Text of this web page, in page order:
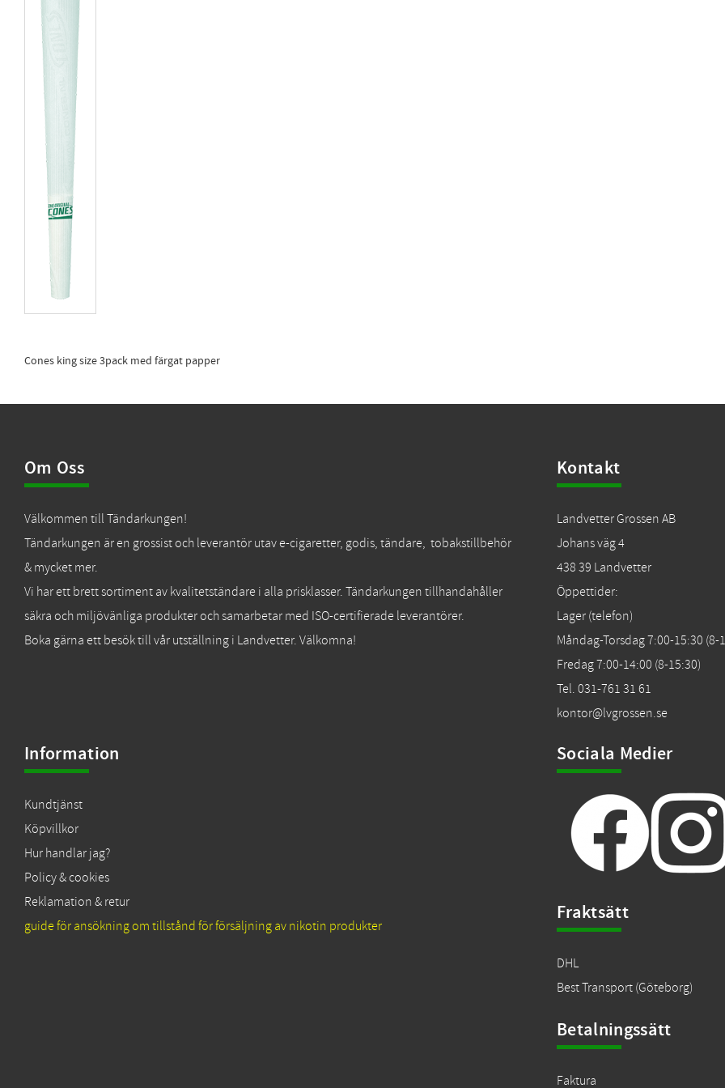
Cones king size 3pack med färgat papper
Om Oss
Välkommen till Tändarkungen!
Tändarkungen är en grossist och leverantör utav e-cigaretter, godis, tändare, tobakstillbehör
& mycket mer.
Vi har ett brett sortiment av kvalitetständare i alla prisklasser. Tändarkungen tillhandahåller
säkra och miljövänliga produkter och samarbetar med ISO-certifierade leverantörer.
Boka gärna ett besök till vår utställning i Landvetter. Välkomna!
Kontakt
Landvetter Grossen AB
Johans väg 4
438 39 Landvetter
Öppettider:
Lager (telefon)
Måndag-Torsdag 7:00-15:30 (8-
Fredag 7:00-14:00 (8-15:30)
Tel. 031-761 31 61
kontor@lvgrossen.se
Information
Kundtjänst
Köpvillkor
Hur handlar jag?
Policy & cookies
Reklamation & retur
guide för ansökning om tillstånd för försäljning av nikotin produkter
Sociala Medier
Fraktsätt
DHL
Best Transport (Göteborg)
Betalningssätt
Faktura